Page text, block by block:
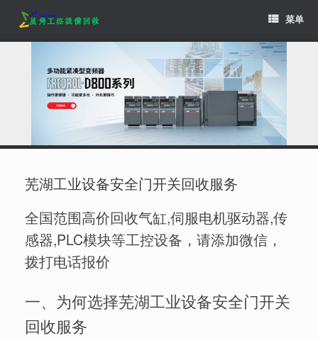
content
菜单
芜湖工业设备安全门开关回收服务
全国范围高价回收气缸,伺服电机驱动器,传
感器,PLC模块等工控设备，请添加微信，
拨打电话报价
一、为何选择芜湖工业设备安全门开关
回收服务